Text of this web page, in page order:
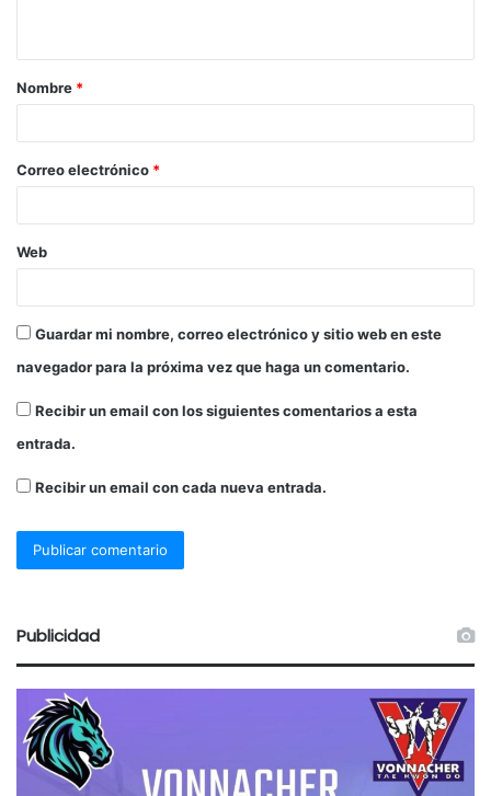
Nombre *
Correo electrónico *
Web
Guardar mi nombre, correo electrónico y sitio web en este
navegador para la próxima vez que haga un comentario.
Recibir un email con los siguientes comentarios a esta
entrada.
Recibir un email con cada nueva entrada.
Publicidad